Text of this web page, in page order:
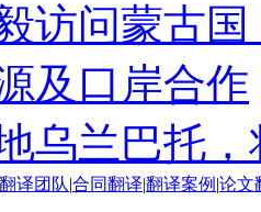
访问蒙古
及口岸合作
乌兰巴托
翻译团队 合同翻译 翻译案例 论文